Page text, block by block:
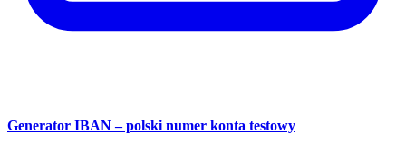
Generator IBAN – polski numer konta testowy